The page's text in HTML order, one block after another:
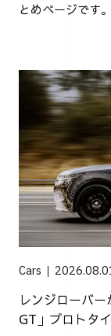
とめページです。
Cars
レンジローバ
GT」プロトタ